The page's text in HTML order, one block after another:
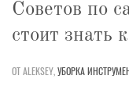
Советов по
стоит знать
ОТ ALEKSEY,УБОРКА